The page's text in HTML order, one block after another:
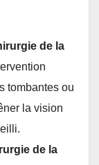
de la
tombantes ou
la vision
de la